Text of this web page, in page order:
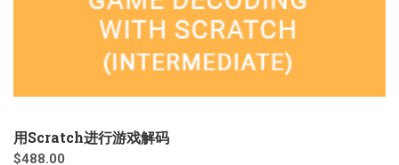
用Scratch进行游戏解码
$488.00